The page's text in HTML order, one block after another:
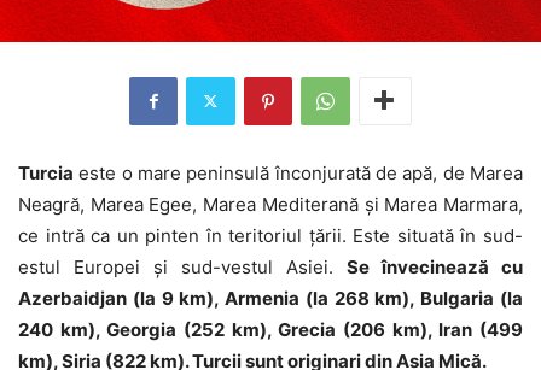
Turcia este o mare peninsulă înconjurată de apă, de Marea
Neagră, Marea Egee, Marea Mediterană și Marea Marmara,
ce intră ca un pinten în teritoriul țării. Este situată în sud-
estul Europei și sud-vestul Asiei. Se învecinează cu
Azerbaidjan (la 9 km), Armenia (la 268 km), Bulgaria (la
240 km), Georgia (252 km), Grecia (206 km), Iran (499
km), Siria (822 km). Turcii sunt originari din Asia Mică.